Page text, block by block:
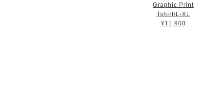
Graphic Print
Tshirt/L-XL
¥11,900